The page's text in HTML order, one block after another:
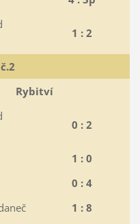
1 : 2
Rybitví
0 : 2
1 : 0
0 : 4
1 : 8